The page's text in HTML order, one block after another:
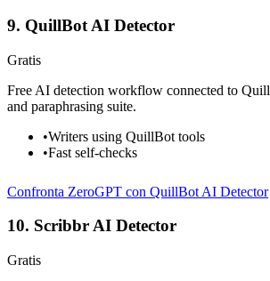
9. QuillBot AI Detector
Gratis
Free AI detection workflow connected to
and paraphrasing suite.
•Writers using QuillBot tools
•Fast self-checks
Confronta ZeroGPT con QuillBot AI Detector
10. Scribbr AI Detector
Gratis